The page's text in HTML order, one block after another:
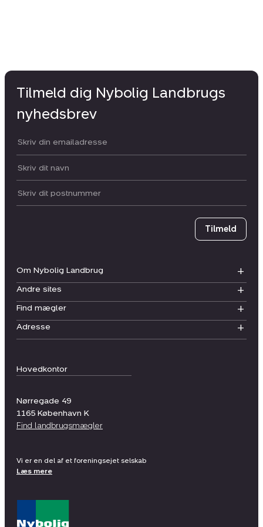
Hovedkontor
Nørregade 49
1165 København K
Find landbrugsmægler
Om Nybolig Landbrug
Andre sites
Find mægler
Adresse
Tilmeld dig Nybolig Landbrugs
nyhedsbrev
Din email:
Dit navn:
Postnummer
Tilmeld
Vi er en del af et foreningsejet selskab
Læs mere